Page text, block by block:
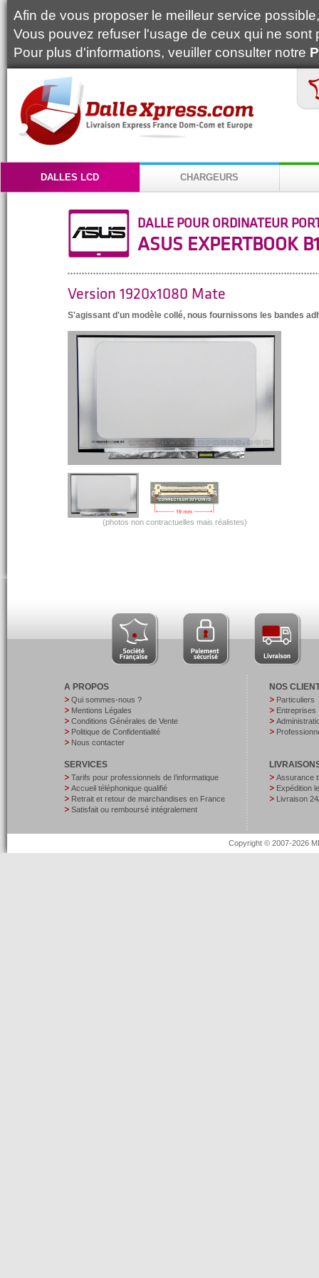
Afin de vous proposer le meilleur service
Vous pouvez refuser l'usage de ceux qui ne
Pour plus d'informations, veuiller consulter notre
DALLES LCD CHARGEURS
DALLE POUR ORDINATEUR
ASUS EXPERTBOOK
Version 1920x1080 Mate
S'agissant d'un modèle collé, nous fournissons les bandes
(photos non contractuelles mais réalistes)
A PROPOS
Qui sommes-nous ?
Mentions Légales
Conditions Générales de Vente
Politique de Confidentialité
Nous contacter
SERVICES
Tarifs pour professionnels de l’informatique
Accueil téléphonique qualifié
Retrait et retour de marchandises en France
Satisfait ou remboursé intégralement
NOS
Particuliers
Entreprises
Assurance
Expédition
Livraison
Copyright © 2007-2026